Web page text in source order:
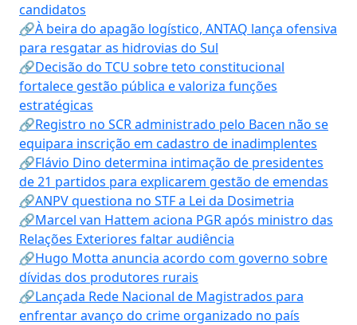
candidatos
🔗À beira do apagão logístico, ANTAQ lança ofensiva
para resgatar as hidrovias do Sul
🔗Decisão do TCU sobre teto constitucional
fortalece gestão pública e valoriza funções
estratégicas
🔗Registro no SCR administrado pelo Bacen não se
equipara inscrição em cadastro de inadimplentes
🔗Flávio Dino determina intimação de presidentes
de 21 partidos para explicarem gestão de emendas
🔗ANPV questiona no STF a Lei da Dosimetria
🔗Marcel van Hattem aciona PGR após ministro das
Relações Exteriores faltar audiência
🔗Hugo Motta anuncia acordo com governo sobre
dívidas dos produtores rurais
🔗Lançada Rede Nacional de Magistrados para
enfrentar avanço do crime organizado no país